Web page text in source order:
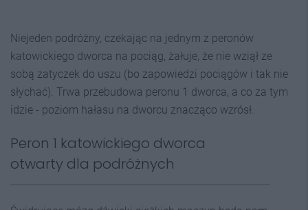
Niejeden podróżny, czekając na jednym z peronów
katowickiego dworca na pociąg, żałuje, że nie wziął ze
sobą zatyczek do uszu (bo zapowiedzi pociągów i tak nie
słychać). Trwa przebudowa peronu 1 dworca, a co za tym
idzie - poziom hałasu na dworcu znacząco wzrósł.
Peron 1 katowickiego dworca
otwarty dla podróżnych